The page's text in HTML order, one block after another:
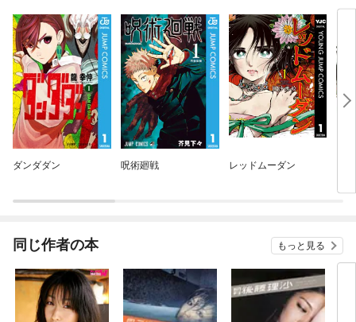
ダンダダン 呪術廻戦 レッドムーダン
同じ作者の本 もっと見る